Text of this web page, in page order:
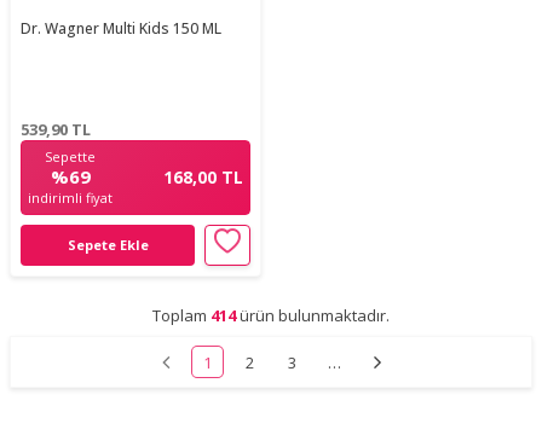
Dr. Wagner Multi Kids 150 ML
539,90 TL
Sepette
%69
indirimli fiyat
168,00 TL
Sepete Ekle
Toplam 414ürün bulunmaktadır.
1 2 3 …